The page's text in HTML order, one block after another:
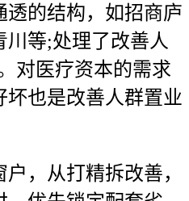
的结构，如招商庐
等;处理了改善人
对医疗资本的需求
也是改善人群置业
，从打精拆改善，